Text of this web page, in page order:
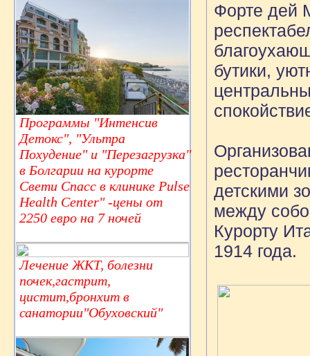
Программы "Интенсив
Детокс", "Ультра
Похудение" и "Перезагрузка"
в Болгарии на курорте
Свети Спасс в клинике Pulse
Health Center" -цены от
2250 евро на 7 ночей
Лечение ЖКТ, болезни
почек,гастрит,
цистит,бронхит в
санатории"Обуховский"
Форте дей
бутики,
детскими
между
Курорту
1914 года.